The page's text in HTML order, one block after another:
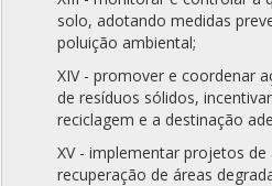
solo, adotando medidas
poluição ambiental;
XIV - promover e coordenar
de resíduos sólidos,
reciclagem e a destinação
XV - implementar projetos
recuperação de áreas